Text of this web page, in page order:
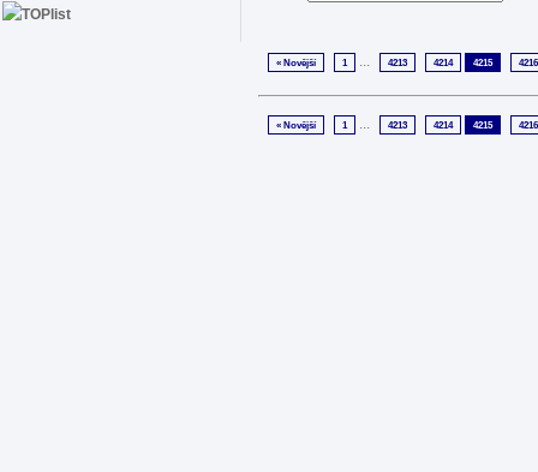
« Novější 1 ... 4213 4214 4215 4216
« Novější 1 ... 4213 4214 4215 4216